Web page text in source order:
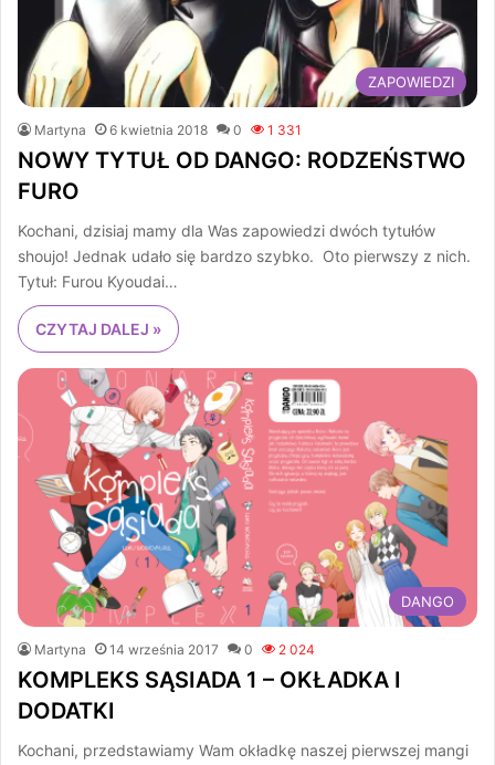
ZAPOWIEDZI
Martyna 6 kwietnia 2018 0 1 331
NOWY TYTUŁ OD DANGO: RODZEŃSTWO
FURO
Kochani, dzisiaj mamy dla Was zapowiedzi dwóch tytułów
shoujo! Jednak udało się bardzo szybko. Oto pierwszy z nich.
Tytuł: Furou Kyoudai…
CZYTAJ DALEJ »
DANGO
Martyna 14 września 2017 0 2 024
KOMPLEKS SĄSIADA 1 – OKŁADKA I
DODATKI
Kochani, przedstawiamy Wam okładkę naszej pierwszej mangi